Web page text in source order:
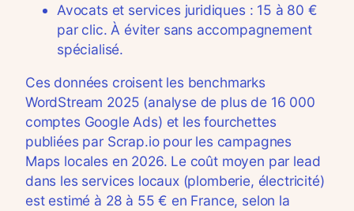
Avocats et services juridiques : 15 à 80 €
par clic. À éviter sans accompagnement
spécialisé.
Ces données croisent les benchmarks
WordStream 2025 (analyse de plus de 16 000
comptes Google Ads) et les fourchettes
publiées par Scrap.io pour les campagnes
Maps locales en 2026. Le coût moyen par lead
dans les services locaux (plomberie, électricité)
est estimé à 28 à 55 € en France, selon la